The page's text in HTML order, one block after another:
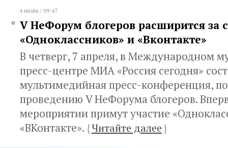
4 июля / 09:47
V НеФорум блогеров расширится за
«Одноклассников» и «Вконтакте»
В четверг, 7 апреля, в Международном
пресс-центре МИА «Россия сегодня»
мультимедийная пресс-конференция,
проведению V НеФорума блогеров.
мероприятии примут участие
«ВКонтакте». {Читайте далее}